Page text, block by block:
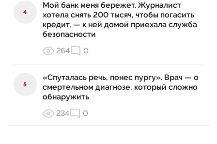
4
Мой банк меня бережет. Журналист
хотела снять 200 тысяч, чтобы погасить
кредит, — к ней домой приехала служба
безопасности
264
0
5
«Спуталась речь, понес пургу». Врач — о
смертельном диагнозе, который сложно
обнаружить
234
0